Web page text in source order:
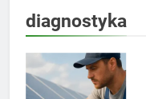
diagnostyka